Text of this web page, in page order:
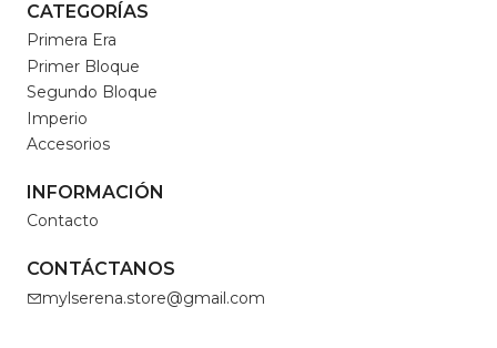
CATEGORÍAS
Primera Era
Primer Bloque
Segundo Bloque
Imperio
Accesorios
INFORMACIÓN
Contacto
CONTÁCTANOS
mylserena.store@gmail.com